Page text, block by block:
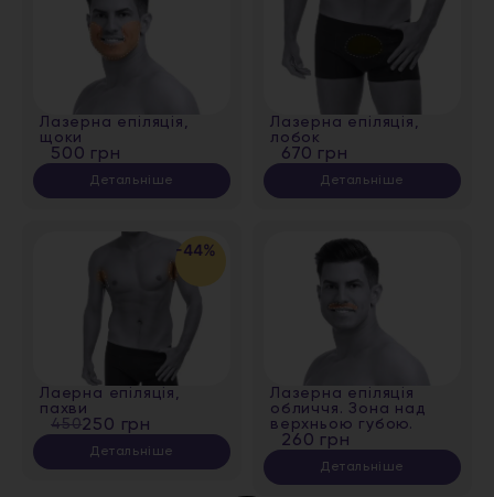
Лазерна епіляція,
щоки
500 грн
Детальніше
Лазерна епіляція,
лобок
670 грн
Детальніше
Лаерна епіляція,
пахви
450250 грн
Детальніше
-44%
Лазерна епіляція
обличчя. Зона над
верхньою губою.
260 грн
Детальніше